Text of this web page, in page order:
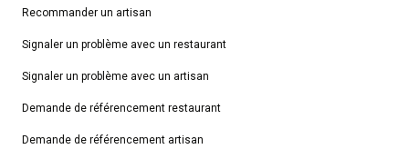
Recommander un artisan
Signaler un problème avec un restaurant
Signaler un problème avec un artisan
Demande de référencement restaurant
Demande de référencement artisan